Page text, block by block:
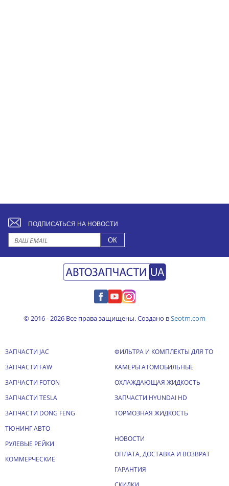
ПОДПИСАТЬСЯ НА НОВОСТИ
© 2016 - 2026 Все права защищены. Создано вSeotm.com
ЗАПЧАСТИ JAC
ЗАПЧАСТИ FAW
ЗАПЧАСТИ FOTON
ЗАПЧАСТИ TESLA
ЗАПЧАСТИ DONG FENG
ТЮНИНГ АВТО
РУЛЕВЫЕ РЕЙКИ
КОММЕРЧЕСКИЕ
ФИЛЬТРА И КОМПЛЕКТЫ ДЛЯ ТО
КАМЕРЫ АТОМОБИЛЬНЫЕ
ОХЛАЖДАЮЩАЯ ЖИДКОСТЬ
ЗАПЧАСТИ HYUNDAI HD
ТОРМОЗНАЯ ЖИДКОСТЬ
НОВОСТИ
ОПЛАТА, ДОСТАВКА И ВОЗВРАТ
ГАРАНТИЯ